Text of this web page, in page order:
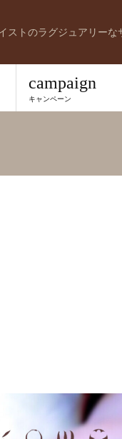
ストのラグジュアリー
campaign
キャンペーン